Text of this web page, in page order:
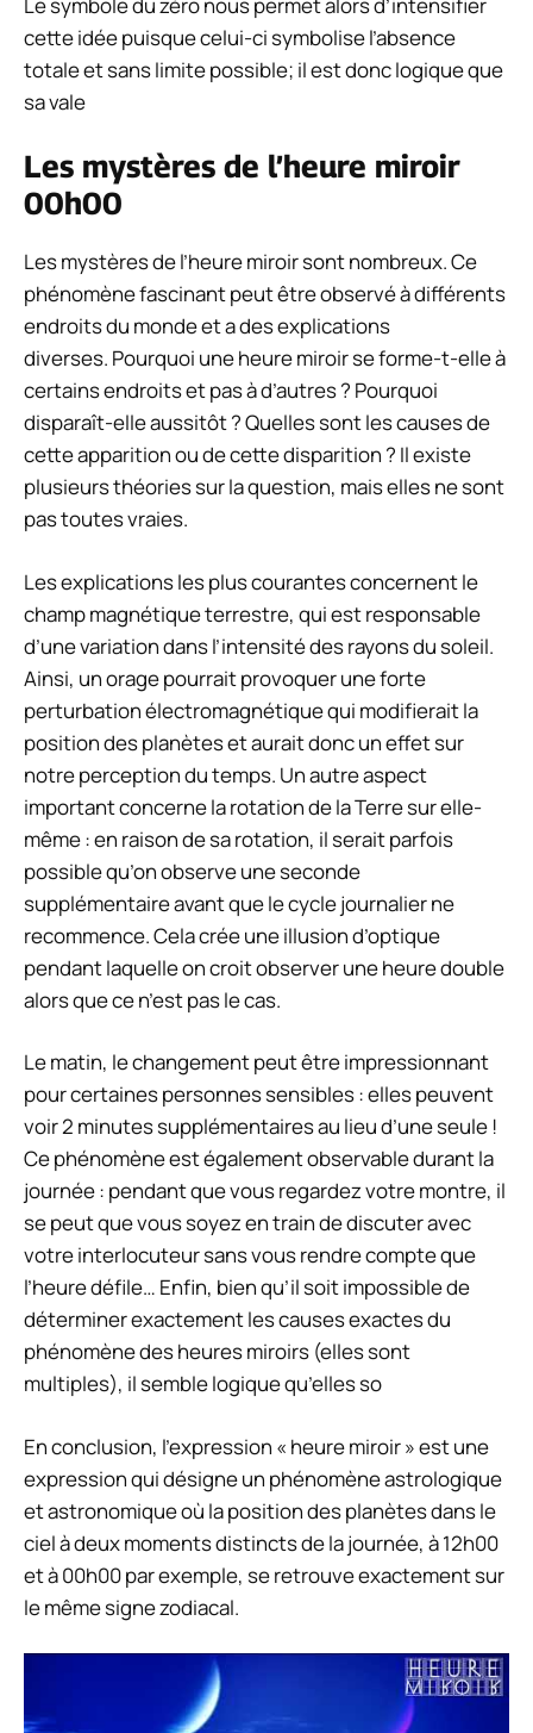
cette idée puisque celui-ci symbolise l’absence
totale et sans limite possible; il est donc logique que
sa vale
Les mystères de l’heure miroir
00h00
Les mystères de l’heure miroir sont nombreux. Ce
phénomène fascinant peut être observé à différents
endroits du monde et a des explications
diverses. Pourquoi une heure miroir se forme-t-elle à
certains endroits et pas à d’autres ? Pourquoi
disparaît-elle aussitôt ? Quelles sont les causes de
cette apparition ou de cette disparition ? Il existe
plusieurs théories sur la question, mais elles ne sont
pas toutes vraies.
Les explications les plus courantes concernent le
champ magnétique terrestre, qui est responsable
d’une variation dans l’intensité des rayons du soleil.
Ainsi, un orage pourrait provoquer une forte
perturbation électromagnétique qui modifierait la
position des planètes et aurait donc un effet sur
notre perception du temps. Un autre aspect
important concerne la rotation de la Terre sur elle-
même : en raison de sa rotation, il serait parfois
possible qu’on observe une seconde
supplémentaire avant que le cycle journalier ne
recommence. Cela crée une illusion d’optique
pendant laquelle on croit observer une heure double
alors que ce n’est pas le cas.
Le matin, le changement peut être impressionnant
pour certaines personnes sensibles : elles peuvent
voir 2 minutes supplémentaires au lieu d’une seule !
Ce phénomène est également observable durant la
journée : pendant que vous regardez votre montre, il
se peut que vous soyez en train de discuter avec
votre interlocuteur sans vous rendre compte que
l’heure défile… Enfin, bien qu’il soit impossible de
déterminer exactement les causes exactes du
phénomène des heures miroirs (elles sont
multiples), il semble logique qu’elles so
En conclusion, l’expression « heure miroir » est une
expression qui désigne un phénomène astrologique
et astronomique où la position des planètes dans le
ciel à deux moments distincts de la journée, à 12h00
et à 00h00 par exemple, se retrouve exactement sur
le même signe zodiacal.